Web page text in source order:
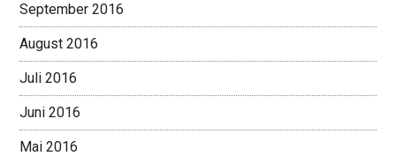
September 2016
August 2016
Juli 2016
Juni 2016
Mai 2016